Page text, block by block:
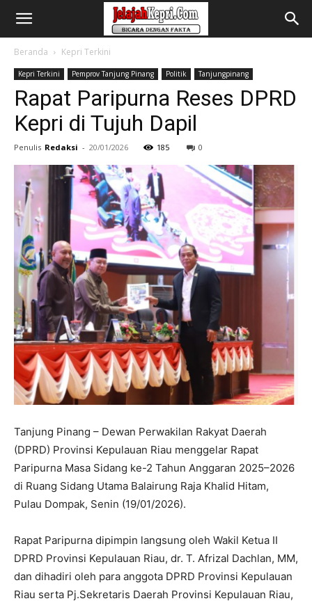
Beranda Kepri Terkini
Kepri Terkini Pemprov Tanjung Pinang Politik Tanjungpinang
Rapat Paripurna Reses DPRD
Kepri di Tujuh Dapil
Penulis Redaksi - 20/01/2026 185 0
Tanjung Pinang – Dewan Perwakilan Rakyat Daerah
(DPRD) Provinsi Kepulauan Riau menggelar Rapat
Paripurna Masa Sidang ke-2 Tahun Anggaran 2025–2026
di Ruang Sidang Utama Balairung Raja Khalid Hitam,
Pulau Dompak, Senin (19/01/2026).
Rapat Paripurna dipimpin langsung oleh Wakil Ketua II
DPRD Provinsi Kepulauan Riau, dr. T. Afrizal Dachlan, MM,
dan dihadiri oleh para anggota DPRD Provinsi Kepulauan
Riau serta Pj.Sekretaris Daerah Provinsi Kepulauan Riau,